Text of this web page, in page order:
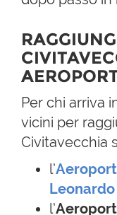
Per chi arriva
vicini per
Civitavecchia
l’
l’